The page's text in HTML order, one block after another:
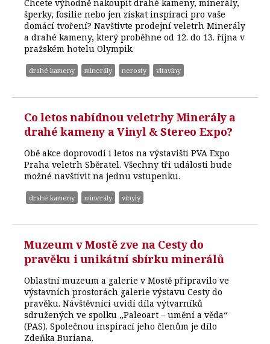
Chcete výhodně nakoupit drahé kameny, minerály,
šperky, fosilie nebo jen získat inspiraci pro vaše
domácí tvoření? Navštivte prodejní veletrh Minerály
a drahé kameny, který proběhne od 12. do 13. října v
pražském hotelu Olympik.
drahé kameny minerály nerosty vltavíny
Co letos nabídnou veletrhy Minerály a
drahé kameny a Vinyl & Stereo Expo?
Obě akce doprovodí i letos na výstavišti PVA Expo
Praha veletrh Sběratel. Všechny tři události bude
možné navštívit na jednu vstupenku.
drahé kameny minerály vinyly
Muzeum v Mostě zve na Cesty do
pravěku i unikátní sbírku minerálů
Oblastní muzeum a galerie v Mostě připravilo ve
výstavních prostorách galerie výstavu Cesty do
pravěku. Návštěvníci uvidí díla výtvarníků
sdružených ve spolku „Paleoart – umění a věda“
(PAS). Společnou inspirací jeho členům je dílo
Zdeňka Buriana.